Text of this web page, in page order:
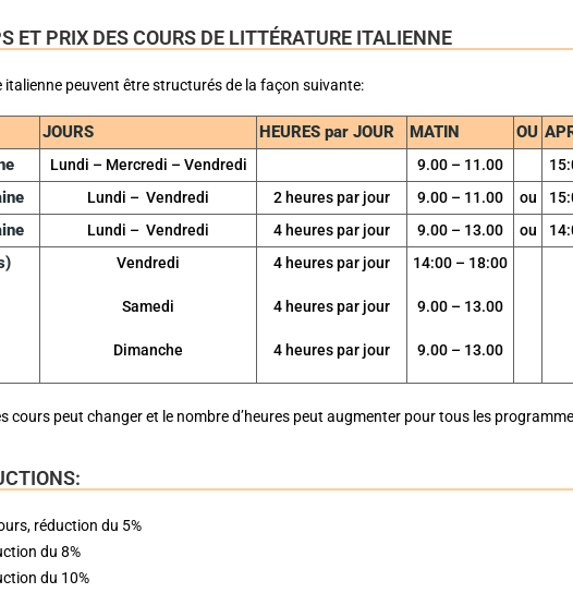
ET PRIX DES COURS DE LITTÉRATURE ITALIENNE
peuvent être structurés de la façon suivante:
JOURS HEURES par JOUR MATIN OU
Lundi – Mercredi – Vendredi 9.00 – 11.00
Lundi – Vendredi 2 heures par jour 9.00 – 11.00 ou
Lundi – Vendredi 4 heures par jour 9.00 – 13.00 ou
Vendredi
Samedi
Dimanche
4 heures par jour
4 heures par jour
4 heures par jour
14:00 – 18:00
9.00 – 13.00
9.00 – 13.00
cours peut changer et le nombre d’heures peut augmenter pour tous les
réduction du 5%
du 8%
du 10%